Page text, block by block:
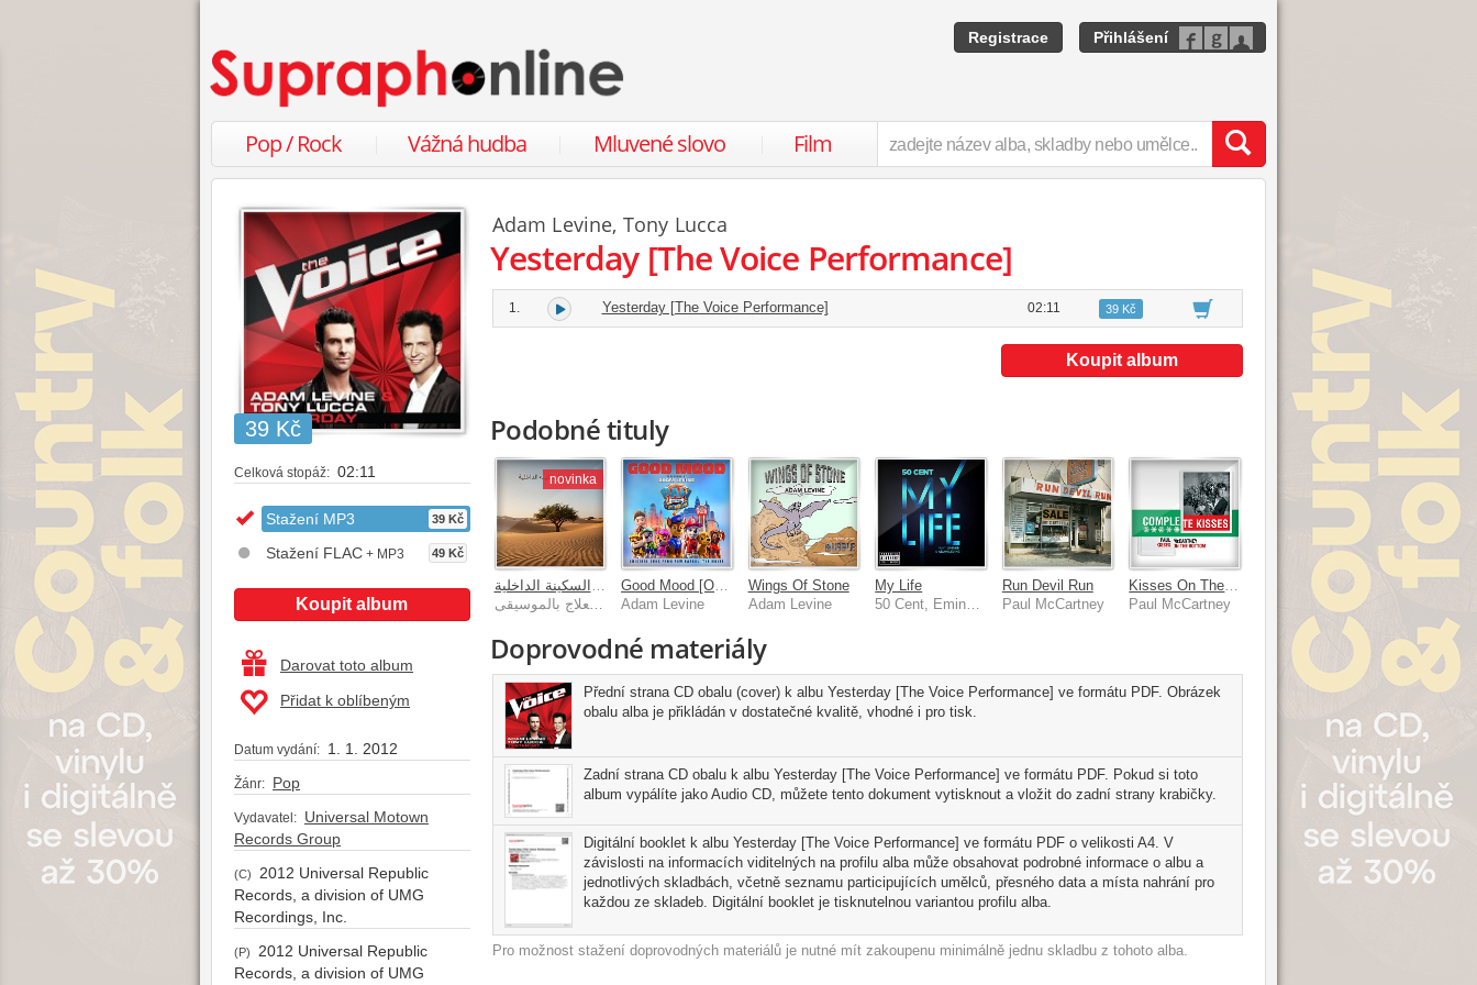
Registrace Přihlášení
Pop / Rock Vážná hudba Mluvené slovo Film
39 Kč
Celková stopáž: 02:11
Stažení MP3 39 Kč
Stažení FLAC + MP3 49 Kč
Koupit album
Darovat toto album
Přidat k oblíbeným
Datum vydání: 1. 1. 2012
Žánr: Pop
Vydavatel: Universal Motown
Records Group
(C)
2012 Universal Republic
Records, a division of UMG
Recordings, Inc.
(P)
2012 Universal Republic
Records, a division of UMG
Adam Levine, Tony Lucca
Yesterday [The Voice Performance]
1. Yesterday [The Voice Performance] 02:11 39 Kč
Koupit album
Podobné tituly
novinka
الاسترخاء العلاج بالموسيقى
Adam Levine
Wings Of Stone
Adam Levine
My Life
Run Devil Run
Paul McCartney
Paul McCartney
Doprovodné materiály
Přední strana CD obalu (cover) k albu Yesterday [The Voice Performance] ve formátu PDF. Obrázek
obalu alba je přikládán v dostatečné kvalitě, vhodné i pro tisk.
Zadní strana CD obalu k albu Yesterday [The Voice Performance] ve formátu PDF. Pokud si toto
album vypálíte jako Audio CD, můžete tento dokument vytisknout a vložit do zadní strany krabičky.
Digitální booklet k albu Yesterday [The Voice Performance] ve formátu PDF o velikosti A4. V
závislosti na informacích viditelných na profilu alba může obsahovat podrobné informace o albu a
jednotlivých skladbách, včetně seznamu participujících umělců, přesného data a místa nahrání pro
každou ze skladeb. Digitální booklet je tisknutelnou variantou profilu alba.
Pro možnost stažení doprovodných materiálů je nutné mít zakoupenu minimálně jednu skladbu z tohoto alba.